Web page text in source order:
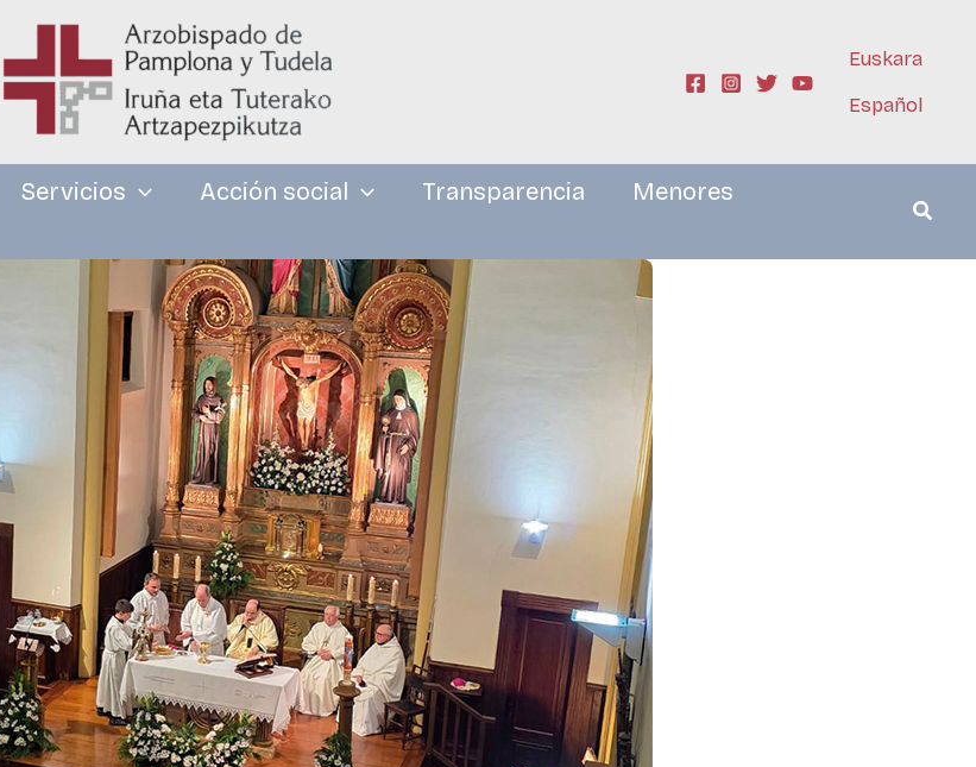
Euskara
Español
Servicios Acción social Transparencia
Menores